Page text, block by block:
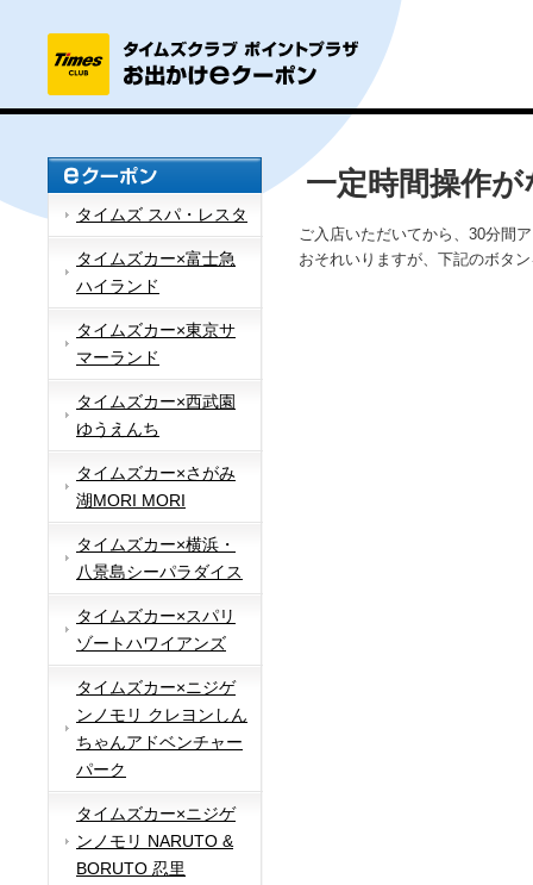
タイムズ スパ・レスタ
タイムズカー×富士急
ハイランド
タイムズカー×東京サ
マーランド
タイムズカー×西武園
ゆうえんち
タイムズカー×さがみ
湖MORI MORI
タイムズカー×横浜・
八景島シーパラダイス
タイムズカー×スパリ
ゾートハワイアンズ
タイムズカー×ニジゲ
ンノモリ クレヨンしん
ちゃんアドベンチャー
パーク
タイムズカー×ニジゲ
ンノモリ NARUTO &
BORUTO 忍里
一定時間操作
ご入店いただいてから、30分間
おそれいりますが、下記のボタ